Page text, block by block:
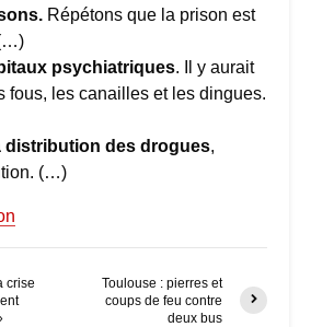
Répétons que la prison est
(…)
psychiatriques. Il y aurait
fous, les canailles et les dingues.
distribution des drogues,
(…)
crise
Toulouse : pierres et
coups de feu contre
deux bus